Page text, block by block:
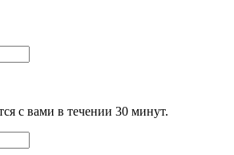
с вами в течении 30 минут.